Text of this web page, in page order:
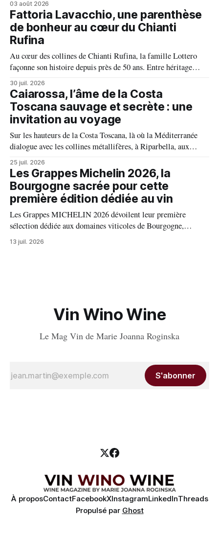
face aux incendies. Les vignes, sont épargnées et le millésime
s'annonce prometteur. Le feu n'aura pas eu le dernier mot.
03 août 2026
Fattoria Lavacchio, une parenthèse
de bonheur au cœur du Chianti
Rufina
Au cœur des collines de Chianti Rufina, la famille Lottero
façonne son histoire depuis près de 50 ans. Entre héritage
familial, exigence viticole et profond respect du terroir, le
domaine incarne une vision authentique du vin, où chaque
millésime raconte une terre, une passion et un art de vivre.
30 juil. 2026
Caiarossa, l’âme de la Costa
Toscana sauvage et secrète : une
invitation au voyage
Sur les hauteurs de la Costa Toscana, là où la Méditerranée
dialogue avec les collines métallifères, à Riparbella, aux
portes de Bolgheri, Caiarossa cultive une autre idée du grand
vin, celle d'un équilibre vivant entre la terre, les cépages et le
temps.
25 juil. 2026
Les Grappes Michelin 2026, la
Bourgogne sacrée pour cette
première édition dédiée au vin
Les Grappes MICHELIN 2026 dévoilent leur première
sélection dédiée aux domaines viticoles de Bourgogne,
distinguant 94 propriétés pour l’excellence de leurs vins. Au
palmarès : 9 domaines reçoivent trois grappes, 20 deux
13 juil. 2026
Vin Wino Wine
Le Mag Vin de Marie Joanna Roginska
S'abonner
À proposContactFacebookXInstagramLinkedInThreads
Propulsé par Ghost